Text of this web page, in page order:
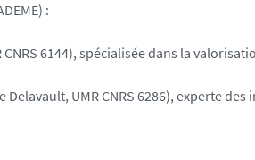
:
CNRS 6144), spécialisée dans la
Delavault, UMR CNRS 6286), experte des